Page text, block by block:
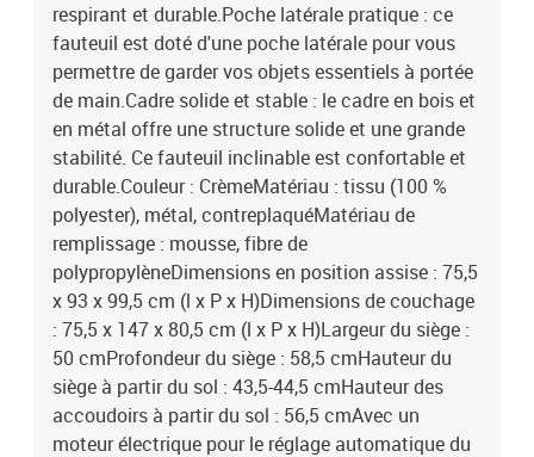
respirant et durable.Poche latérale pratique : ce
fauteuil est doté d'une poche latérale pour vous
permettre de garder vos objets essentiels à portée
de main.Cadre solide et stable : le cadre en bois et
en métal offre une structure solide et une grande
stabilité. Ce fauteuil inclinable est confortable et
durable.Couleur : CrèmeMatériau : tissu (100 %
polyester), métal, contreplaquéMatériau de
remplissage : mousse, fibre de
polypropylèneDimensions en position assise : 75,5
x 93 x 99,5 cm (l x P x H)Dimensions de couchage
: 75,5 x 147 x 80,5 cm (l x P x H)Largeur du siège :
50 cmProfondeur du siège : 58,5 cmHauteur du
siège à partir du sol : 43,5-44,5 cmHauteur des
accoudoirs à partir du sol : 56,5 cmAvec un
moteur électrique pour le réglage automatique du